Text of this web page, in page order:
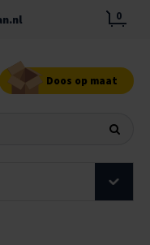
0
Doos op maat